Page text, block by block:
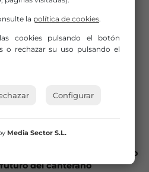
por el fichaje de Sergio
del canterano
la política de cookies.
cookies pulsando el botón
o rechazar su uso pulsando el
Configurar
Media Sector S.L.